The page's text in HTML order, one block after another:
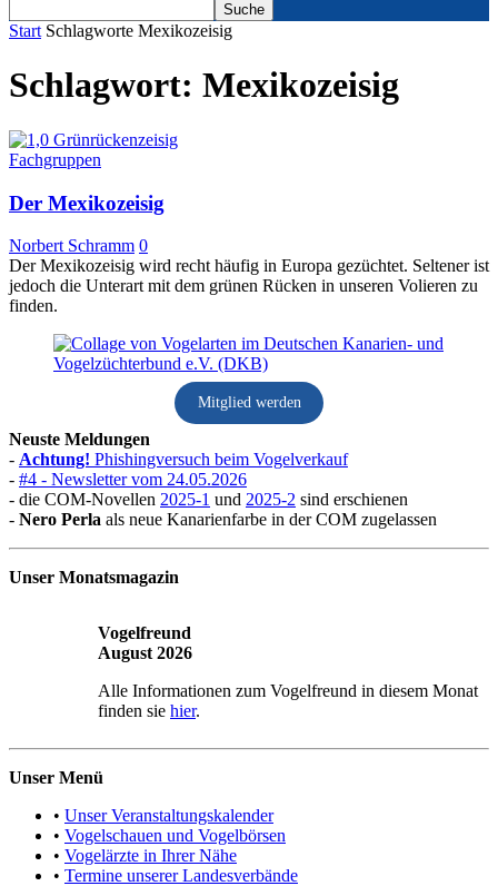
Start Schlagworte Mexikozeisig
Schlagwort: Mexikozeisig
Fachgruppen
Der Mexikozeisig
Norbert Schramm 0
Der Mexikozeisig wird recht häufig in Europa gezüchtet. Seltener ist
jedoch die Unterart mit dem grünen Rücken in unseren Volieren zu
finden.
Mitglied werden
Neuste Meldungen
- Achtung! Phishingversuch beim Vogelverkauf
- #4 - Newsletter vom 24.05.2026
- die COM-Novellen 2025-1 und 2025-2 sind erschienen
- Nero Perla als neue Kanarienfarbe in der COM zugelassen
Unser Monatsmagazin
Vogelfreund
August 2026
Alle Informationen zum Vogelfreund in diesem Monat
finden sie hier.
Unser Menü
• Unser Veranstaltungskalender
• Vogelschauen und Vogelbörsen
• Vogelärzte in Ihrer Nähe
• Termine unserer Landesverbände